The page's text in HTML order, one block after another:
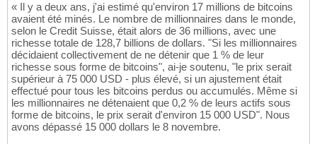
« Il y a deux ans, j'ai estimé qu'environ 17 millions de bitcoins
avaient été minés. Le nombre de millionnaires dans le monde,
selon le Credit Suisse, était alors de 36 millions, avec une
richesse totale de 128,7 billions de dollars. "Si les millionnaires
décidaient collectivement de ne détenir que 1 % de leur
richesse sous forme de bitcoins", ai-je soutenu, "le prix serait
supérieur à 75 000 USD - plus élevé, si un ajustement était
effectué pour tous les bitcoins perdus ou accumulés. Même si
les millionnaires ne détenaient que 0,2 % de leurs actifs sous
forme de bitcoins, le prix serait d'environ 15 000 USD". Nous
avons dépassé 15 000 dollars le 8 novembre.